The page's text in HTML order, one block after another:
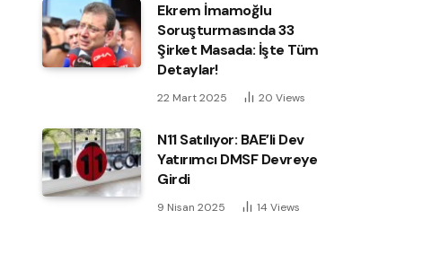
Ekrem İmamoğlu
Soruşturmasında 33
Şirket Masada: İşte Tüm
Detaylar!
22 Mart 2025 20 Views
N11 Satılıyor: BAE’li Dev
Yatırımcı DMSF Devreye
Girdi
9 Nisan 2025 14 Views